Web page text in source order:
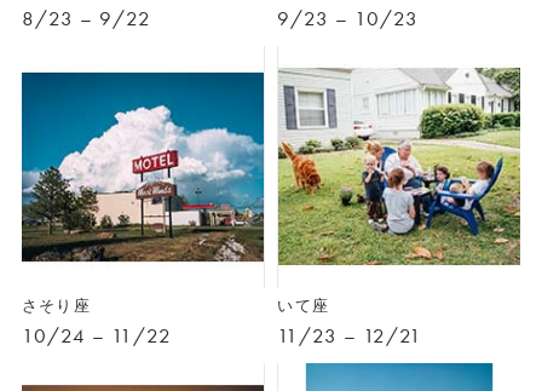
8/23 – 9/22 9/23 – 10/23
さそり座
10/24 – 11/22
いて座
11/23 – 12/21